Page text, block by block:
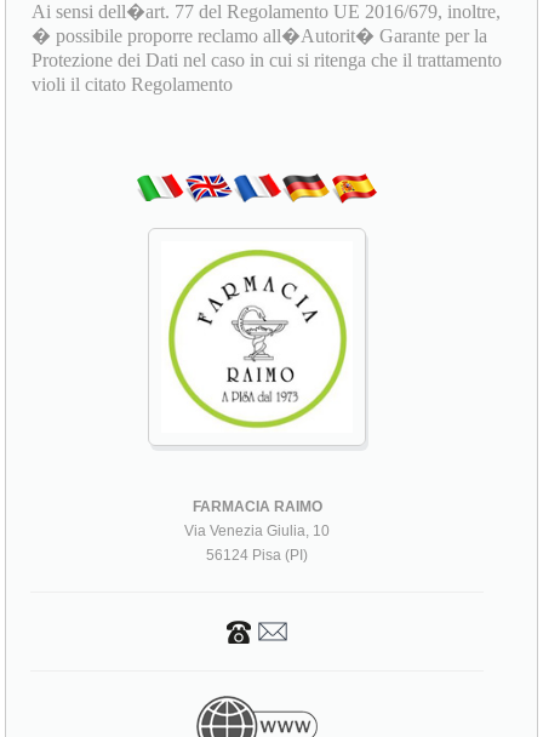
Ai sensi dell�art. 77 del Regolamento UE 2016/679, inoltre,
� possibile proporre reclamo all�Autorit� Garante per la
Protezione dei Dati nel caso in cui si ritenga che il trattamento
violi il citato Regolamento
FARMACIA RAIMO
Via Venezia Giulia, 10
56124 Pisa (PI)